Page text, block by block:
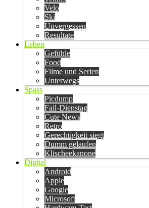
Velo
Ski
Unvergessen
Resultate
Leben
Gefühle
Food
Filme und Serien
Unterwegs
Spass
Picdump
Fail-Dienstag
Cute News
Retro
Gerechtigkeit siegt
Dumm gelaufen
Klischeekanone
Digital
Android
Apple
Google
Microsoft